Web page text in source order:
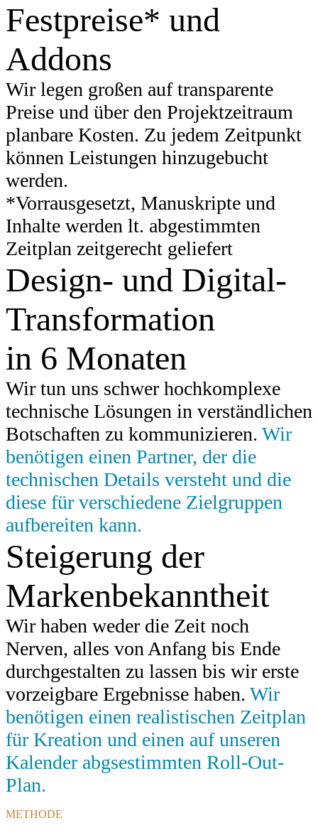
Festpreise* und
Addons
Wir legen großen auf transparente
Preise und über den Projektzeitraum
planbare Kosten. Zu jedem Zeitpunkt
können Leistungen hinzugebucht
werden.
*Vorrausgesetzt, Manuskripte und
Inhalte werden lt. abgestimmten
Zeitplan zeitgerecht geliefert
Design- und Digital-
Transformation
in 6 Monaten
Wir tun uns schwer hochkomplexe
technische Lösungen in verständlichen
Botschaften zu kommunizieren. Wir
benötigen einen Partner, der die
technischen Details versteht und die
diese für verschiedene Zielgruppen
aufbereiten kann.
Steigerung der
Markenbekanntheit
Wir haben weder die Zeit noch
Nerven, alles von Anfang bis Ende
durchgestalten zu lassen bis wir erste
vorzeigbare Ergebnisse haben. Wir
benötigen einen realistischen Zeitplan
für Kreation und einen auf unseren
Kalender abgsestimmten Roll-Out-
Plan.
METHODE